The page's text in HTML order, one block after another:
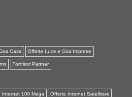
Casa Offerte Luce e Gas Imprese
Fornitori Partner
Internet 100 Mega Offerte Internet Satellitare